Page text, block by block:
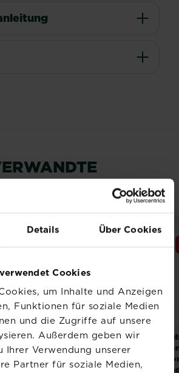
Details Über Cookies
Cookies
um Inhalte und Anzeigen
Funktionen für soziale Medien
und die Zugriffe auf unsere
Außerdem geben wir
Ihrer Verwendung unserer
Partner für soziale Medien,
® SUBSTRAL®Naturen
Hornspäne
NEUES DESIGN